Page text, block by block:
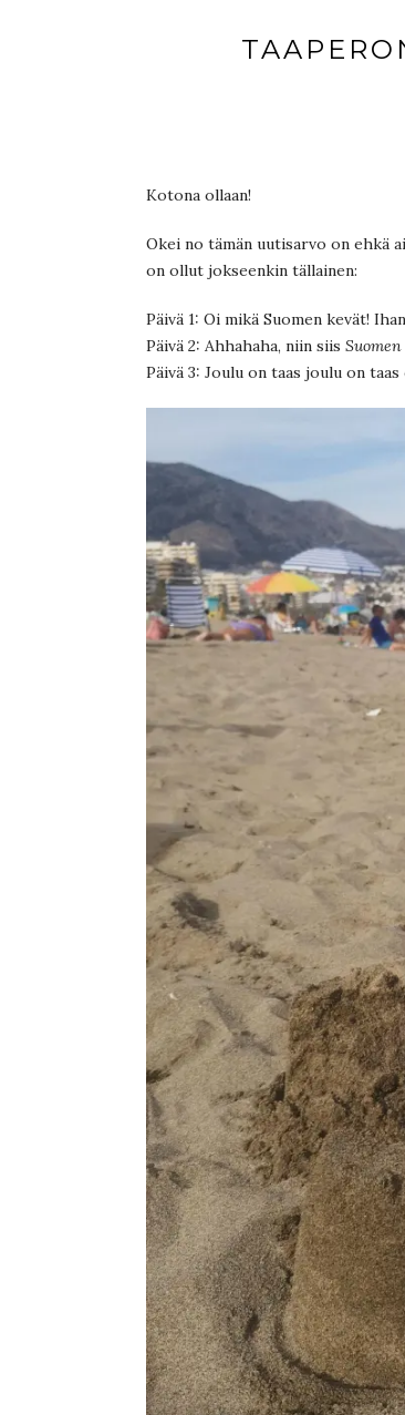
Kotona ollaan!
Okei no tämän uutisarvo on ehkä
on ollut jokseenkin tällainen:
Päivä 1: Oi mikä Suomen kevät!
Päivä 2: Ahhahaha, niin siis Suomen
Päivä 3: Joulu on taas joulu on